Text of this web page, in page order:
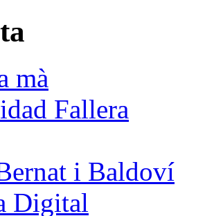
mà
Fallera
i Baldoví
Digital